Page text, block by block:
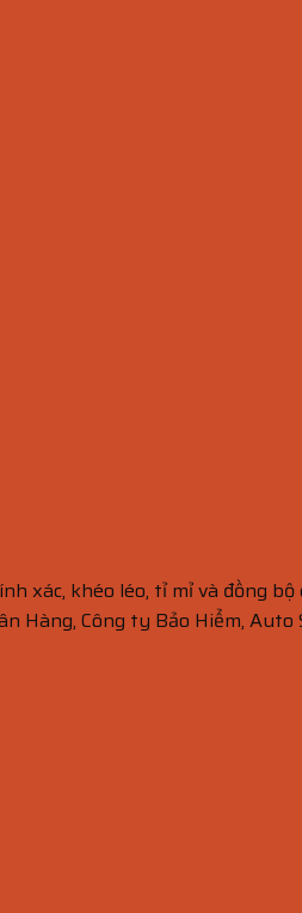
xác, khéo léo, tỉ mỉ và đồng
Công ty Bảo Hiểm, Auto